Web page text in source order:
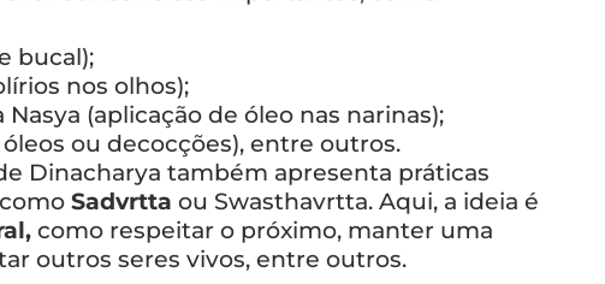
bucal);
nos olhos);
(aplicação de óleo nas narinas);
ou decocções), entre outros.
Dinacharya também apresenta práticas
Sadvrtta ou Swasthavrtta. Aqui, a ideia é
como respeitar o próximo, manter uma
outros seres vivos, entre outros.